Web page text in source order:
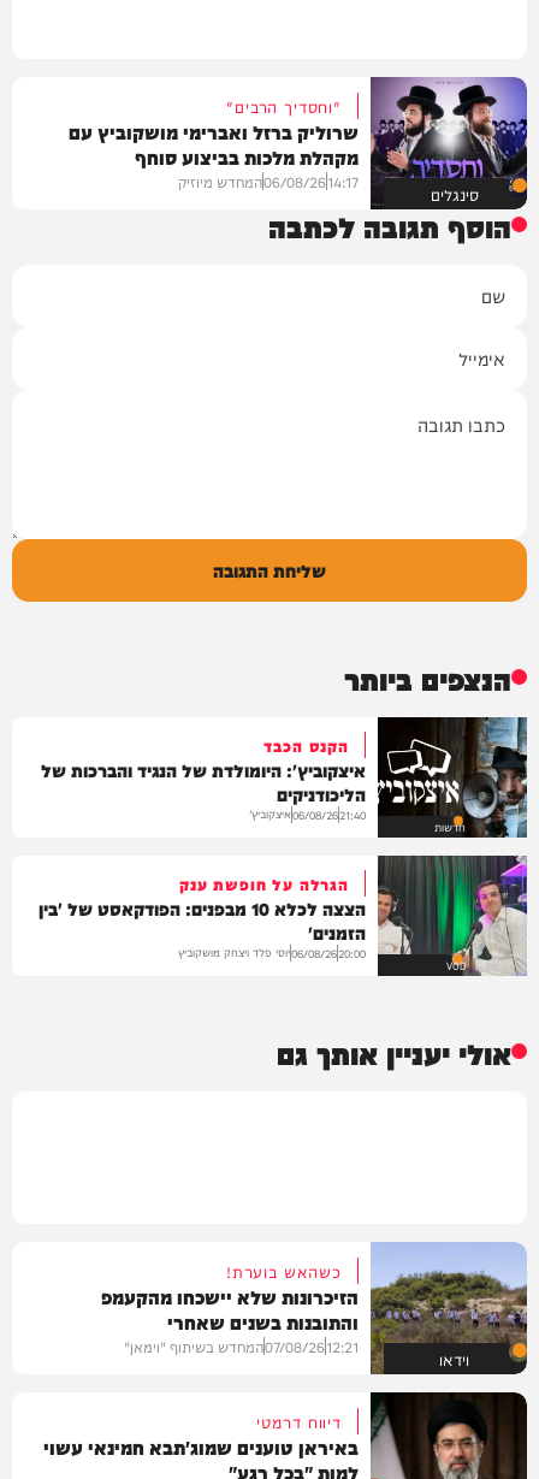
סינגלים
"וחסדיך הרבים"
שרוליק ברזל ואברימי מושקוביץ עם
מקהלת מלכות בביצוע סוחף
14:17
06/08/26המחדש מיוזיק
הוסף תגובה לכתבה
שליחת התגובה
הנצפים ביותר
חדשות
הקנס הכבד
איצקוביץ': היומולדת של הנגיד והברכות של
הליכודניקים
21:40
06/08/26איצקוביץ'
VOD
הגרלה על חופשת ענק
הצצה לכלא 10 מבפנים: הפודקאסט של 'בין
הזמנים'
20:00
06/08/26יוסי פלד ויצחק מושקוביץ
אולי יעניין אותך גם
וידאו
כשהאש בוערת!
הזיכרונות שלא יישכחו מהקעמפ
והתובנות בשנים שאחרי
12:21
07/08/26המחדש בשיתוף "וימאן"
דיווח דרמטי
באיראן טוענים שמוג'תבא חמינאי עשוי
למות "בכל רגע"